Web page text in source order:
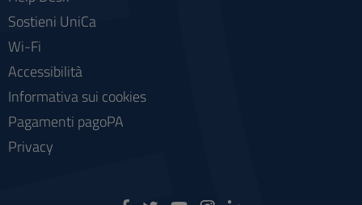
Sostieni UniCa
Wi-Fi
Accessibilità
Informativa sui cookies
Pagamenti pagoPA
Privacy